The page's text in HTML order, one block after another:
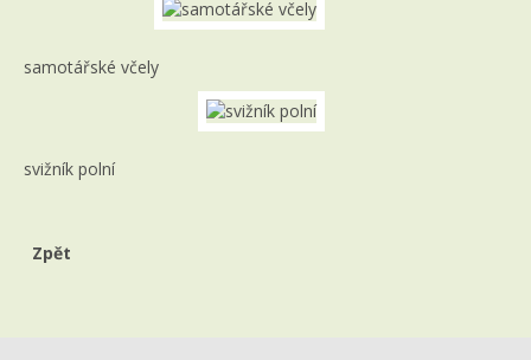
samotářské včely
svižník polní
Zpět